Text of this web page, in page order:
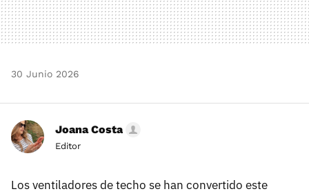
30 Junio 2026
Joana Costa
Editor
Los ventiladores de techo se han convertido este